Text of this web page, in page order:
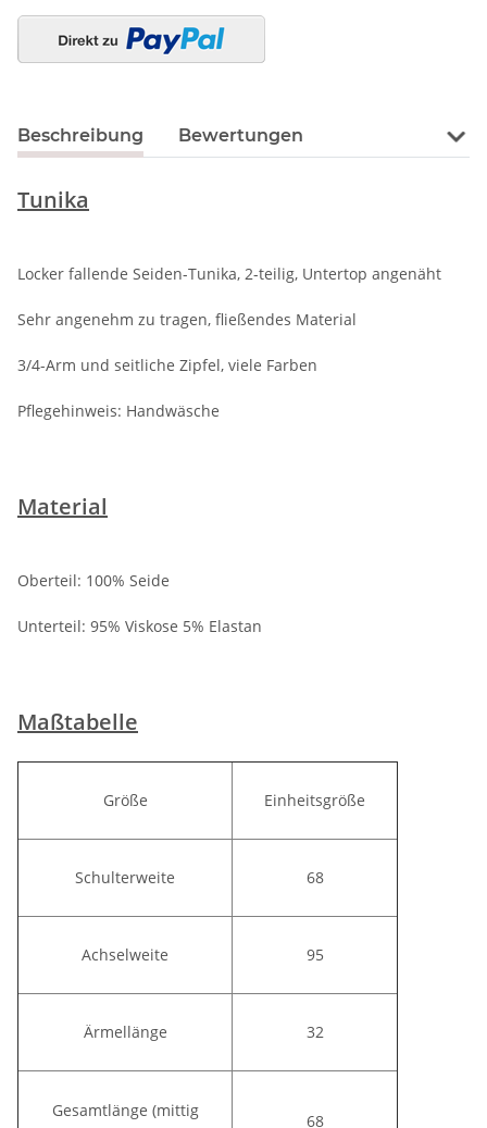
Beschreibung Bewertungen
Tunika
Locker fallende Seiden-Tunika, 2-teilig, Untertop angenäht
Sehr angenehm zu tragen, fließendes Material
3/4-Arm und seitliche Zipfel, viele Farben
Pflegehinweis: Handwäsche
Material
Oberteil: 100% Seide
Unterteil: 95% Viskose 5% Elastan
Maßtabelle
Größe Einheitsgröße
Schulterweite 68
Achselweite 95
Ärmellänge 32
Gesamtlänge (mittig
68